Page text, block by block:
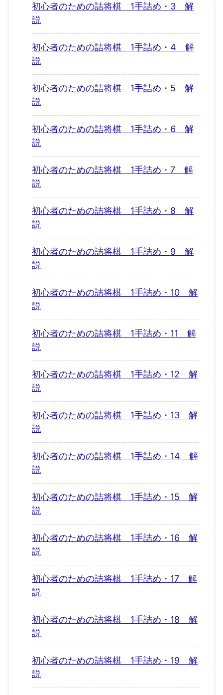
初心者のための詰将棋 1手詰め・3 解
説
初心者のための詰将棋 1手詰め・4 解
説
初心者のための詰将棋 1手詰め・5 解
説
初心者のための詰将棋 1手詰め・6 解
説
初心者のための詰将棋 1手詰め・7 解
説
初心者のための詰将棋 1手詰め・8 解
説
初心者のための詰将棋 1手詰め・9 解
説
初心者のための詰将棋 1手詰め・10 解
説
初心者のための詰将棋 1手詰め・11 解
説
初心者のための詰将棋 1手詰め・12 解
説
初心者のための詰将棋 1手詰め・13 解
説
初心者のための詰将棋 1手詰め・14 解
説
初心者のための詰将棋 1手詰め・15 解
説
初心者のための詰将棋 1手詰め・16 解
説
初心者のための詰将棋 1手詰め・17 解
説
初心者のための詰将棋 1手詰め・18 解
説
初心者のための詰将棋 1手詰め・19 解
説